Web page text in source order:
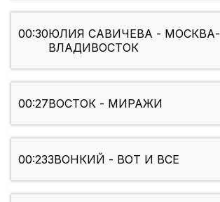
00:30ЮЛИЯ САВИЧЕВА - МОСКВА-
ВЛАДИВОСТОК
00:27ВОСТОК - МИРАЖИ
00:23ЗВОНКИЙ - ВОТ И ВСЕ